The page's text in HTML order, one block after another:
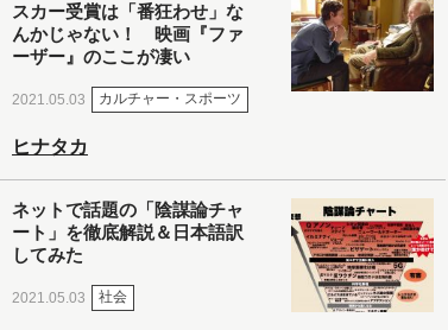
スカー受賞は「番狂わせ」な
んかじゃない！ 映画『ファ
ーザー』のここが凄い
2021.05.03 カルチャー・スポーツ
ヒナタカ
ネットで話題の「陰謀論チャ
ート」を徹底解説＆日本語訳
してみた
2021.05.03 社会